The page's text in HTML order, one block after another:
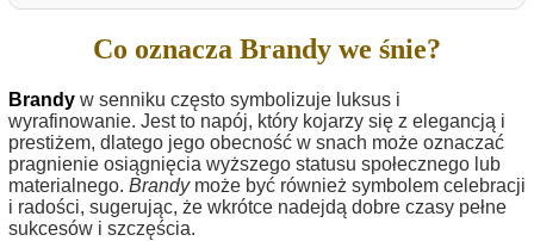
Co oznacza Brandy we śnie?
Brandy w senniku często symbolizuje luksus i
wyrafinowanie. Jest to napój, który kojarzy się z elegancją i
prestiżem, dlatego jego obecność w snach może oznaczać
pragnienie osiągnięcia wyższego statusu społecznego lub
materialnego. Brandymoże być również symbolem celebracji
i radości, sugerując, że wkrótce nadejdą dobre czasy pełne
sukcesów i szczęścia.